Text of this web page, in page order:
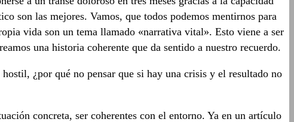
son las mejores. Vamos, que todos podemos mentirnos para
vida son un tema llamado «narrativa vital». Esto viene a ser
una historia coherente que da sentido a nuestro recuerdo.
¿por qué no pensar que si hay una crisis y el resultado no
concreta, ser coherentes con el entorno. Ya en un artículo